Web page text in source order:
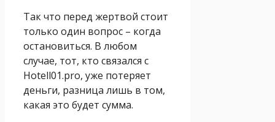
Так что перед жертвой стоит
только один вопрос – когда
остановиться. В любом
случае, тот, кто связался с
Hotell01.pro, уже потеряет
деньги, разница лишь в том,
какая это будет сумма.